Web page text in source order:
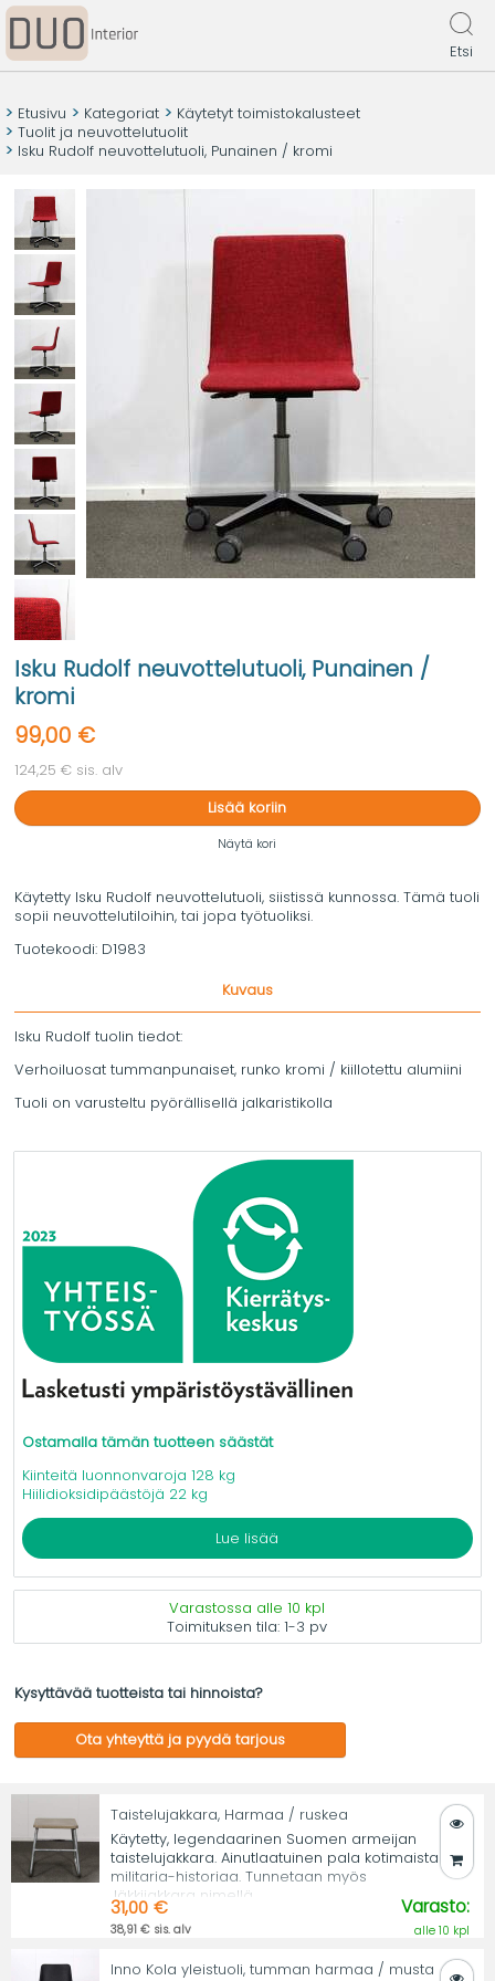
Etsi
Etusivu Kategoriat
Käytetyt toimistokalusteet
Tuolit ja neuvottelutuolit
Isku Rudolf neuvottelutuoli, Punainen / kromi
Isku Rudolf neuvottelutuoli, Punainen /
kromi
99,00 €
124,25 € sis. alv
Lisää koriin
Näytä kori
Käytetty Isku Rudolf neuvottelutuoli, siistissä kunnossa. Tämä tuoli
sopii neuvottelutiloihin, tai jopa työtuoliksi.
Tuotekoodi: D1983
Kuvaus
Isku Rudolf tuolin tiedot:
Verhoiluosat tummanpunaiset, runko kromi / kiillotettu alumiini
Tuoli on varusteltu pyörällisellä jalkaristikolla
Ostamalla tämän tuotteen säästät
Kiinteitä luonnonvaroja 128 kg
Hiilidioksidipäästöjä 22 kg
Lue lisää
Varastossa alle 10 kpl
Toimituksen tila:1-3 pv
Kysyttävää tuotteista tai hinnoista?
Ota yhteyttä ja pyydä tarjous
Taistelujakkara, Harmaa / ruskea
Käytetty, legendaarinen Suomen armeijan
taistelujakkara. Ainutlaatuinen pala kotimaista
militaria-historiaa. Tunnetaan myös
Jäkkijakkara nimellä.
31,00 €
38,91 € sis. alv
Varasto:
alle 10 kpl
Inno Kola yleistuoli, tumman harmaa / musta